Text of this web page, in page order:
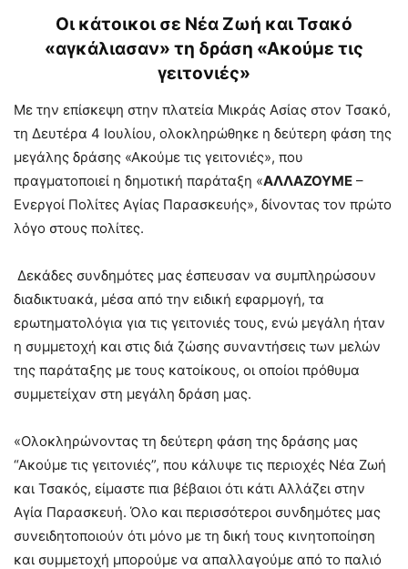
Οι κάτοικοι σε Νέα Ζωή και Τσακό
«αγκάλιασαν» τη δράση «Ακούμε τις
γειτονιές»
Με την επίσκεψη στην πλατεία Μικράς Ασίας στον Τσακό,
τη Δευτέρα 4 Ιουλίου, ολοκληρώθηκε η δεύτερη φάση της
μεγάλης δράσης «Ακούμε τις γειτονιές», που
πραγματοποιεί η δημοτική παράταξη «ΑΛΛΑΖΟΥΜΕ –
Ενεργοί Πολίτες Αγίας Παρασκευής», δίνοντας τον πρώτο
λόγο στους πολίτες.
Δεκάδες συνδημότες μας έσπευσαν να συμπληρώσουν
διαδικτυακά, μέσα από την ειδική εφαρμογή, τα
ερωτηματολόγια για τις γειτονιές τους, ενώ μεγάλη ήταν
η συμμετοχή και στις διά ζώσης συναντήσεις των μελών
της παράταξης με τους κατοίκους, οι οποίοι πρόθυμα
συμμετείχαν στη μεγάλη δράση μας.
«Ολοκληρώνοντας τη δεύτερη φάση της δράσης μας
“Ακούμε τις γειτονιές”, που κάλυψε τις περιοχές Νέα Ζωή
και Τσακός, είμαστε πια βέβαιοι ότι κάτι Αλλάζει στην
Αγία Παρασκευή. Όλο και περισσότεροι συνδημότες μας
συνειδητοποιούν ότι μόνο με τη δική τους κινητοποίηση
και συμμετοχή μπορούμε να απαλλαγούμε από το παλιό